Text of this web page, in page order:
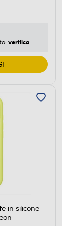
verifica
in silicone